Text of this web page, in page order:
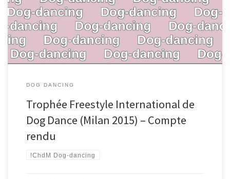
DOG DANCING
Trophée Freestyle International de
Dog Dance (Milan 2015) – Compte
rendu
!ChdM Dog-dancing